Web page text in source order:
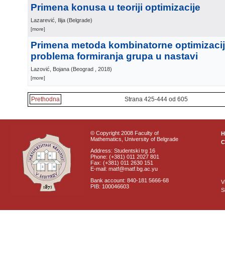
Primena konusa u teoriji optimizacije
Lazarević, Ilija (Belgrade)
[more]
Primena metoda kombinatorne
problema formiranja grupa u nastavi
Lazović, Bojana (Beograd , 2018)
[more]
Prethodna Strana 425-444 od 605
© Copyright 2008 Faculty of
Mathematics, University of Belgrade
Address: Studentski trg 16
Phone: (+381) 011 2027 801
Fax: (+381) 011 2630 151
E-mail: matf@matf.bg.ac.yu
Bank account: 840-181 5666-68
PIB: 100046603